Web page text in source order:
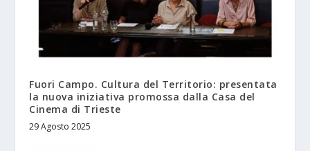
Fuori Campo. Cultura del Territorio: presentata
la nuova iniziativa promossa dalla Casa del
Cinema di Trieste
29 Agosto 2025